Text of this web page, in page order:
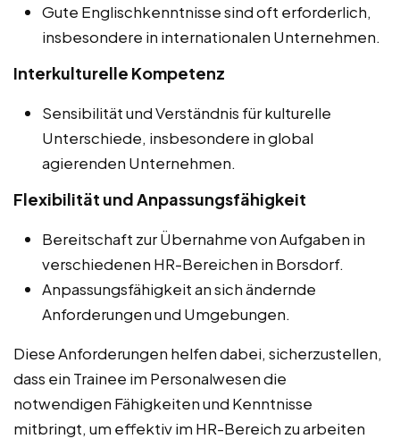
Gute Englischkenntnisse sind oft erforderlich,
insbesondere in internationalen Unternehmen.
Interkulturelle Kompetenz
Sensibilität und Verständnis für kulturelle
Unterschiede, insbesondere in global
agierenden Unternehmen.
Flexibilität und Anpassungsfähigkeit
Bereitschaft zur Übernahme von Aufgaben in
verschiedenen HR-Bereichen in Borsdorf.
Anpassungsfähigkeit an sich ändernde
Anforderungen und Umgebungen.
Diese Anforderungen helfen dabei, sicherzustellen,
dass ein Trainee im Personalwesen die
notwendigen Fähigkeiten und Kenntnisse
mitbringt, um effektiv im HR-Bereich zu arbeiten